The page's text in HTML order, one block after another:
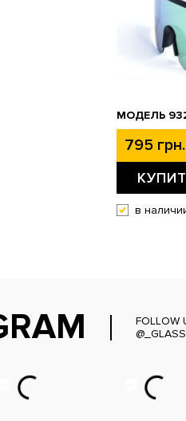
МОДЕЛЬ
795 грн.
в
FOLLOW